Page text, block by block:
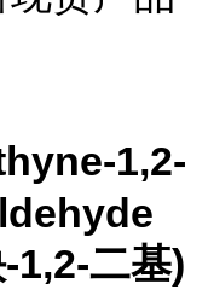
1,2-
1,2-二基)